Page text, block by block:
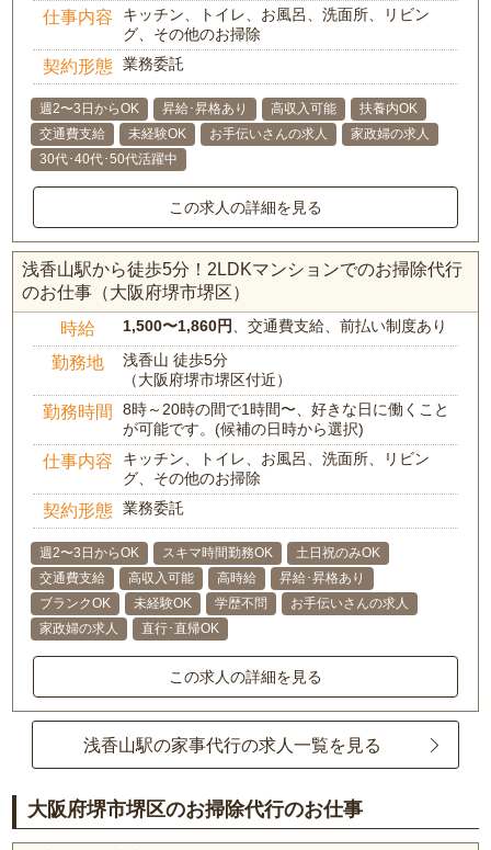
仕事内容
キッチン、トイレ、お風呂、洗面所、リビン
グ、その他のお掃除
契約形態 業務委託
週2〜3日からOK 昇給･昇格あり 高収入可能
扶養内OK
交通費支給
未経験OK お手伝いさんの求人
家政婦の求人
30代･40代･50代活躍中
この求人の詳細を見る
浅香山駅から徒歩5分！2LDKマンションでのお掃除代行
のお仕事（大阪府堺市堺区）
時給 1,500〜1,860円、交通費支給、前払い制度あり
勤務地
浅香山 徒歩5分
（大阪府堺市堺区付近）
勤務時間
8時～20時の間で1時間〜、好きな日に働くこと
が可能です。(候補の日時から選択)
仕事内容
キッチン、トイレ、お風呂、洗面所、リビン
グ、その他のお掃除
契約形態 業務委託
週2〜3日からOK スキマ時間勤務OK
土日祝のみOK
交通費支給
高収入可能 高時給
昇給･昇格あり
ブランクOK
未経験OK 学歴不問
お手伝いさんの求人
家政婦の求人
直行･直帰OK
この求人の詳細を見る
浅香山駅の家事代行の求人一覧を見る
大阪府堺市堺区のお掃除代行のお仕事